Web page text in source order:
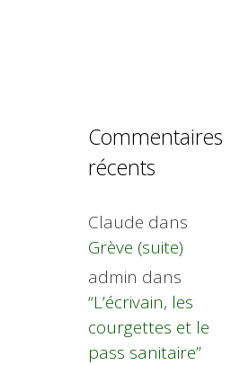
Commentaires
récents
Claude dans
Grève (suite)
admin dans
“L’écrivain, les
courgettes et le
pass sanitaire”